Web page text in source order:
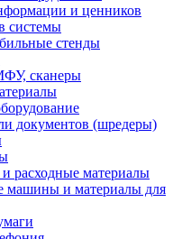
и ценников
системы
стенды
сканеры
документов (шредеры)
расходные материалы
машины и материалы для